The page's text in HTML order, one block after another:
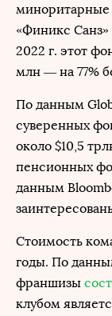
миноритарные
«Финикс
2022 г. этот
млн — на 77%
По данным
суверенных
около $10,5
пенсионных
данным
Стоимость
годы. По
франшизы
клубом